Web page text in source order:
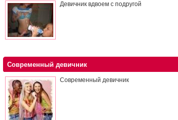
Девичник вдвоем с подругой
Современный девичник
Современный девичник